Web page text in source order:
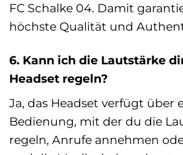
FC Schalke 04. Damit
höchste Qualität und
6. Kann ich die Lautstärke
Headset regeln?
Ja, das Headset verfügt über
Bedienung, mit der du die
regeln, Anrufe annehmen